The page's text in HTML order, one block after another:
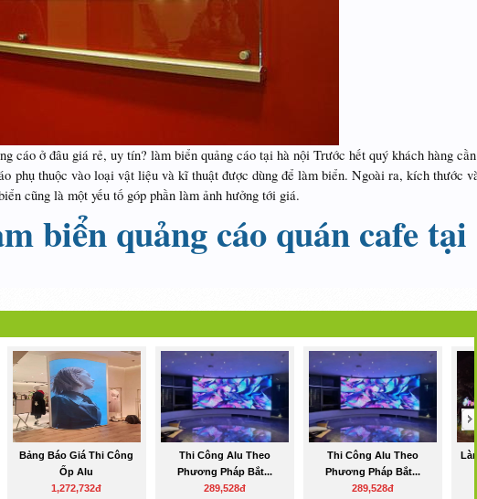
ở đâu giá rẻ, uy tín? làm biển quảng cáo tại hà nội Trước hết quý khách hàng cần
phụ thuộc vào loại vật liệu và kĩ thuật được dùng để làm biển. Ngoài ra, kích thước
cũng là một yếu tố góp phần làm ảnh hưởng tới giá.
biển quảng cáo quán cafe tại
Bảng Báo Giá Thi Công
Ốp Alu
1,272,732đ
Thi Công Alu Theo
Phương Pháp Bắt...
289,528đ
Thi Công Alu Theo
Phương Pháp Bắt...
289,528đ